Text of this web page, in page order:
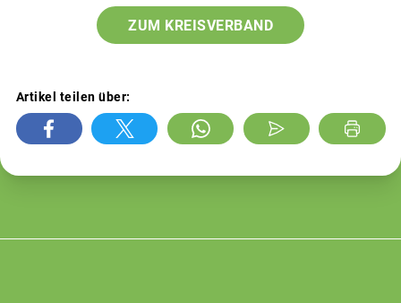
ZUM KREISVERBAND
Artikel teilen über: